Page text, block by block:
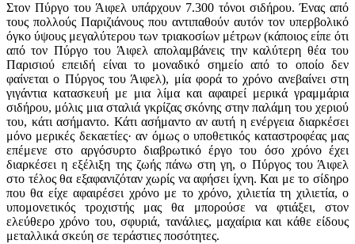
Στον Πύργο του Άιφελ υπάρχουν 7.300 τόνοι σιδήρου. Ένας από
τους πολλούς Παριζιάνους που αντιπαθούν αυτόν τον υπερβολικό
όγκο ύψους μεγαλύτερου των τριακοσίων μέτρων (κάποιος είπε ότι
από τον Πύργο του Άιφελ απολαμβάνεις την καλύτερη θέα του
Παρισιού επειδή είναι το μοναδικό σημείο από το οποίο δεν
φαίνεται ο Πύργος του Άιφελ), μία φορά το χρόνο ανεβαίνει στη
γιγάντια κατασκευή με μια λίμα και αφαιρεί μερικά γραμμάρια
σιδήρου, μόλις μια σταλιά γκρίζας σκόνης στην παλάμη του χεριού
του, κάτι ασήμαντο. Κάτι ασήμαντο αν αυτή η ενέργεια διαρκέσει
μόνο μερικές δεκαετίες· αν όμως ο υποθετικός καταστροφέας μας
επέμενε στο αργόσυρτο διαβρωτικό έργο του όσο χρόνο έχει
διαρκέσει η εξέλιξη της ζωής πάνω στη γη, ο Πύργος του Άιφελ
στο τέλος θα εξαφανιζόταν χωρίς να αφήσει ίχνη. Και με το σίδηρο
που θα είχε αφαιρέσει χρόνο με το χρόνο, χιλιετία τη χιλιετία, ο
υπομονετικός τροχιστής μας θα μπορούσε να φτιάξει, στον
ελεύθερο χρόνο του, σφυριά, τανάλιες, μαχαίρια και κάθε είδους
μεταλλικά σκεύη σε τεράστιες ποσότητες.